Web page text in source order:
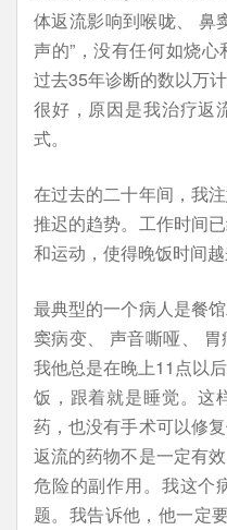
体返流影响到喉咙、 鼻
声的”，没有任何如烧
过去35年诊断的数以万
很好，原因是我治疗返
式。
在过去的二十年间，我
推迟的趋势。工作时间
和运动，使得晚饭时间越
最典型的一个病人是餐
窦病变、 声音嘶哑、
我他总是在晚上11点以
饭，跟着就是睡觉。这
药，也没有手术可以修
返流的药物不是一定有
危险的副作用。我这个
题。我告诉他，他一定